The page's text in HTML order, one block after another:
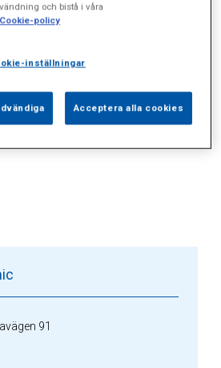
(0) Sophianytt (0)
91
och bistå i våra
Cookie-policy
inställningar
Acceptera alla cookies